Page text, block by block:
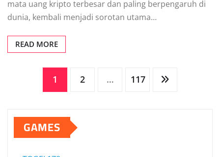
mata uang kripto terbesar dan paling berpengaruh di
dunia, kembali menjadi sorotan utama…
READ MORE
Posts
pagination
1 2 … 117
GAMES